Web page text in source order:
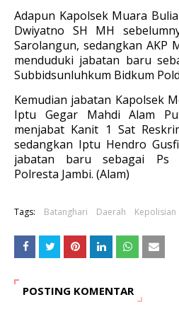
Adapun Kapolsek Muara
Dwiyatno SH MH
Sarolangun, sedangkan AKP
menduduki jabatan baru
Subbidsunluhkum Bidkum
Kemudian jabatan Kapolsek
Iptu Gegar Mahdi Alam
menjabat Kanit 1 Sat
sedangkan Iptu Hendro
jabatan baru sebagai Ps
Polresta Jambi. (Alam)
Tags: Batanghari Daerah Kepolisian
POSTING KOMENTAR